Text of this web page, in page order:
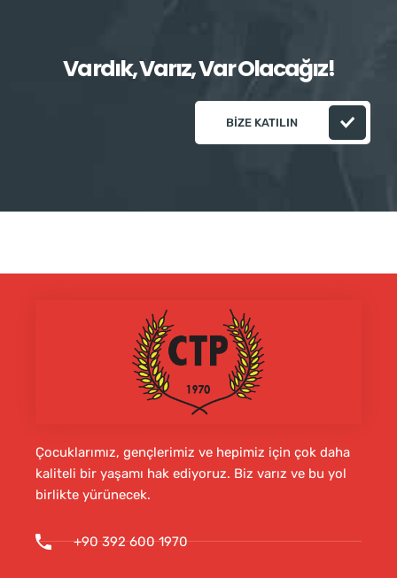
Vardık, Varız, Var Olacağız!
BIZE KATILIN
Çocuklarımız, gençlerimiz ve hepimiz için çok daha
kaliteli bir yaşamı hak ediyoruz. Biz varız ve bu yol
birlikte yürünecek.
+90 392 600 1970